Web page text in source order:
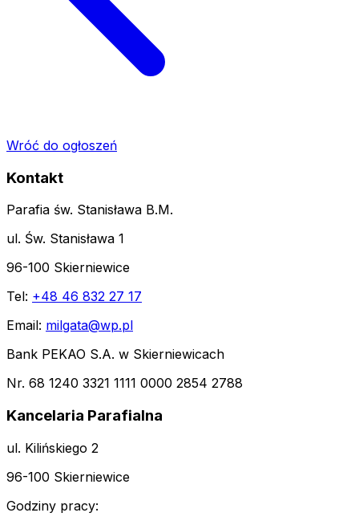
Wróć do ogłoszeń
Kontakt
Parafia św. Stanisława B.M.
ul. Św. Stanisława 1
96-100 Skierniewice
Tel: +48 46 832 27 17
Email: milgata@wp.pl
Bank PEKAO S.A. w Skierniewicach
Nr. 68 1240 3321 1111 0000 2854 2788
Kancelaria Parafialna
ul. Kilińskiego 2
96-100 Skierniewice
Godziny pracy: